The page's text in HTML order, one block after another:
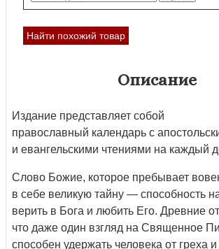
Найти похожий товар
Описание
Издание представляет собой
православный календарь с
и евангельскими чтениями на каждый
Слово Божие, которое пребывает
в себе великую тайну — способность
верить в Бога и любить Его. Древние
что даже один взгляд на Священное
способен удержать человека от греха